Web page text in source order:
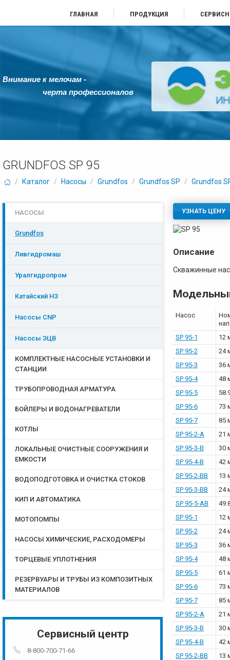
ГЛАВНАЯ ПРОДУКЦИЯ
Внимание к мелочам -
черта профессионалов
GRUNDFOS SP 95
/ Каталог / Насосы / Grundfos / Grundfos SP / Grundfos
УЗНАТЬ ЦЕНУ
Описание
Скважинные
Насос
SP 95-1
12
SP 95-2
24
SP 95-3
36
SP 95-4
48
SP 95-5
SP 95-6
73
SP 95-7
85
SP 95-2-A
21
SP 95-3-B
30
SP 95-4-B
42
SP 95-2-BB
13
SP 95-3-BB
24
SP 95-5-AB
SP 95-1
12
SP 95-2
24
SP 95-3
36
SP 95-4
48
SP 95-5
61
SP 95-6
73
SP 95-7
85
SP 95-2-A
21
SP 95-3-B
30
SP 95-4-B
42
SP 95-2-BB
13
НАСОСЫ
Grundfos
Ливгидромаш
Уралгидропром
Катайский НЗ
Насосы CNP
Насосы ЭЦB
КОМПЛЕКТНЫЕ НАСОСНЫЕ УСТАНОВКИ И
СТАНЦИИ
ТРУБОПРОВОДНАЯ АРМАТУРА
БОЙЛЕРЫ И ВОДОНАГРЕВАТЕЛИ
КОТЛЫ
ЛОКАЛЬНЫЕ ОЧИСТНЫЕ СООРУЖЕНИЯ И
ЕМКОСТИ
ВОДОПОДГОТОВКА И ОЧИСТКА СТОКОВ
КИП И АВТОМАТИКА
МОТОПОМПЫ
НАСОСЫ ХИМИЧЕСКИЕ, РАСХОДОМЕРЫ
ТОРЦЕВЫЕ УПЛОТНЕНИЯ
РЕЗЕРВУАРЫ И ТРУБЫ ИЗ КОМПОЗИТНЫХ
МАТЕРИАЛОВ
Сервисный центр
8-800-700-71-66